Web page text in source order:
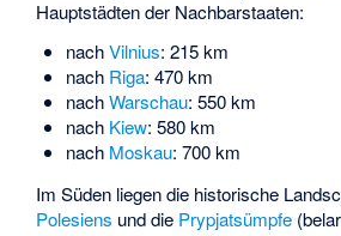
Hauptstädten der Nachbarstaaten:
nachVilnius: 215 km
nach Riga: 470 km
nachWarschau: 550 km
nach Kiew: 580 km
nach Moskau: 700 km
Im Süden liegen die historische
Polesiens und die Prypjatsümpfe